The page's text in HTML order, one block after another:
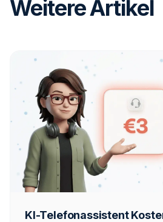
Weitere Artikel
KI-Telefonassistent